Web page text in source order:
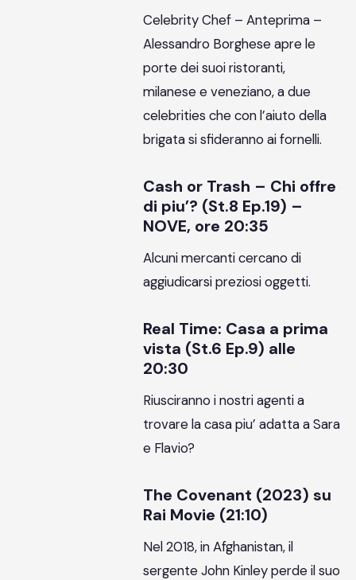
Celebrity Chef – Anteprima –
Alessandro Borghese apre le
porte dei suoi ristoranti,
milanese e veneziano, a due
celebrities che con l’aiuto della
brigata si sfideranno ai fornelli.
Cash or Trash – Chi offre
di piu’? (St.8 Ep.19) –
NOVE, ore 20:35
Alcuni mercanti cercano di
aggiudicarsi preziosi oggetti.
Real Time: Casa a prima
vista (St.6 Ep.9) alle
20:30
Riusciranno i nostri agenti a
trovare la casa piu’ adatta a Sara
e Flavio?
The Covenant (2023) su
Rai Movie (21:10)
Nel 2018, in Afghanistan, il
sergente John Kinley perde il suo